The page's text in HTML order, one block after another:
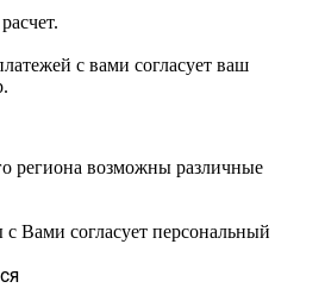
с вами согласует ваш
региона возможны различные
Вами согласует персональный